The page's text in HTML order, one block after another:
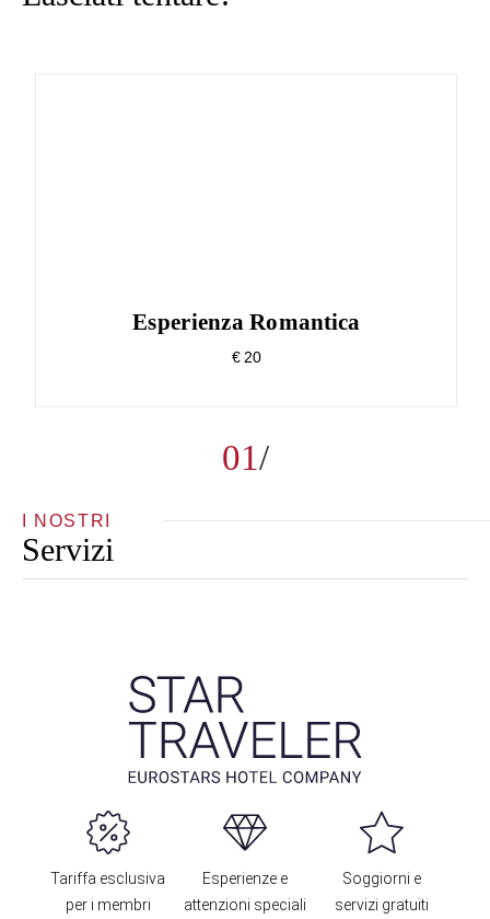
01
Esperienza Romantica
€ 20
I NOSTRI
Servizi
Tariffa esclusiva
per i membri
Esperienze e
attenzioni speciali
Soggiorni e
servizi gratuiti